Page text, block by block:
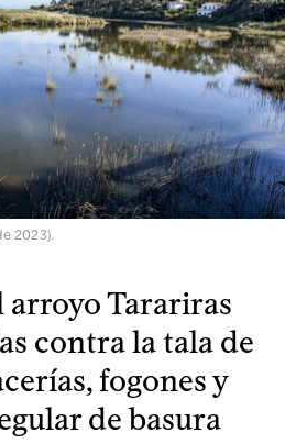
2023).
arroyo Tarariras
contra la tala de
fogones y
de basura